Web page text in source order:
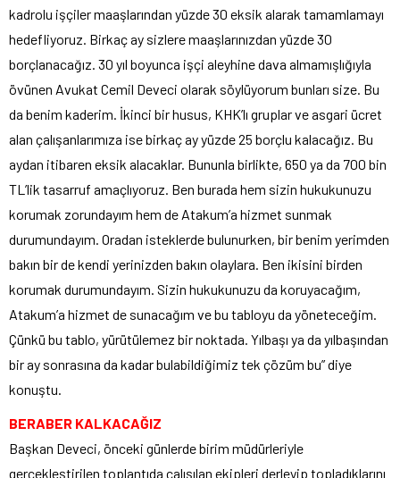
kadrolu işçiler maaşlarından yüzde 30 eksik alarak tamamlamayı
hedefliyoruz. Birkaç ay sizlere maaşlarınızdan yüzde 30
borçlanacağız. 30 yıl boyunca işçi aleyhine dava almamışlığıyla
övünen Avukat Cemil Deveci olarak söylüyorum bunları size. Bu
da benim kaderim. İkinci bir husus, KHK’lı gruplar ve asgari ücret
alan çalışanlarımıza ise birkaç ay yüzde 25 borçlu kalacağız. Bu
aydan itibaren eksik alacaklar. Bununla birlikte, 650 ya da 700 bin
TL’lik tasarruf amaçlıyoruz. Ben burada hem sizin hukukunuzu
korumak zorundayım hem de Atakum’a hizmet sunmak
durumundayım. Oradan isteklerde bulunurken, bir benim yerimden
bakın bir de kendi yerinizden bakın olaylara. Ben ikisini birden
korumak durumundayım. Sizin hukukunuzu da koruyacağım,
Atakum’a hizmet de sunacağım ve bu tabloyu da yöneteceğim.
Çünkü bu tablo, yürütülemez bir noktada. Yılbaşı ya da yılbaşından
bir ay sonrasına da kadar bulabildiğimiz tek çözüm bu” diye
konuştu.
BERABER KALKACAĞIZ
Başkan Deveci, önceki günlerde birim müdürleriyle
gerçekleştirilen toplantıda çalışılan ekipleri derleyip topladıklarını